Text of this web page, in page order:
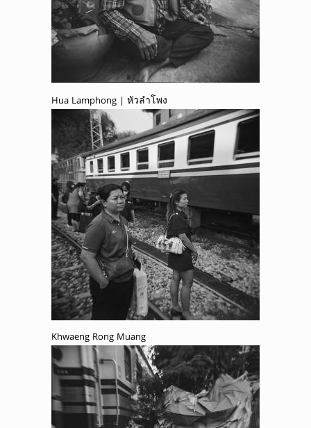
Hua Lamphong | หัวลำโพง
Khwaeng Rong Muang